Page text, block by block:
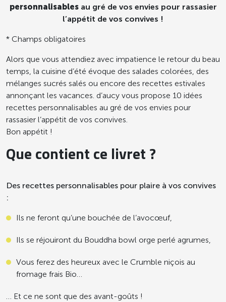
personnalisablesau gré de vos envies pour rassasier
l’appétit de vos convives !
* Champs obligatoires
Alors que vous attendiez avec impatience le retour du beau
temps, la cuisine d’été évoque des salades colorées, des
mélanges sucrés salés ou encore des recettes estivales
annonçant les vacances. d’aucy vous propose 10 idées
recettes personnalisables au gré de vos envies pour
rassasier l’appétit de vos convives.
Bon appétit !
Que contient ce livret ?
Des recettes personnalisables pour plaire à vos convives
:
Ils ne feront qu’une bouchée de l’avocœuf,
Ils se réjouiront du Bouddha bowl orge perlé agrumes,
Vous ferez des heureux avec le Crumble niçois au
fromage frais Bio…
… Et ce ne sont que des avant-goûts !